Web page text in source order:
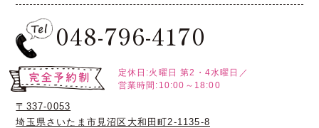
048-796-4170
定休日:火曜日 第2・4水曜日／
営業時間:10:00～18:00
〒337-0053
埼玉県さいたま市見沼区大和田町2-1135-8